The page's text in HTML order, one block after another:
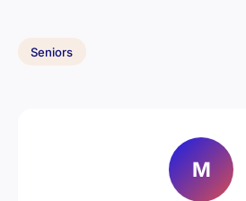
Seniors
M